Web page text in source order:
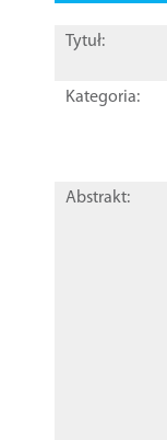
Tytuł:
Kategoria:
Abstrakt: